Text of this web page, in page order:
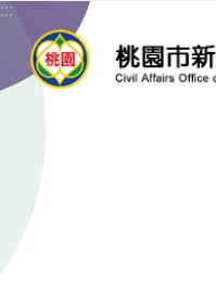
跳到主要內容區塊
:::